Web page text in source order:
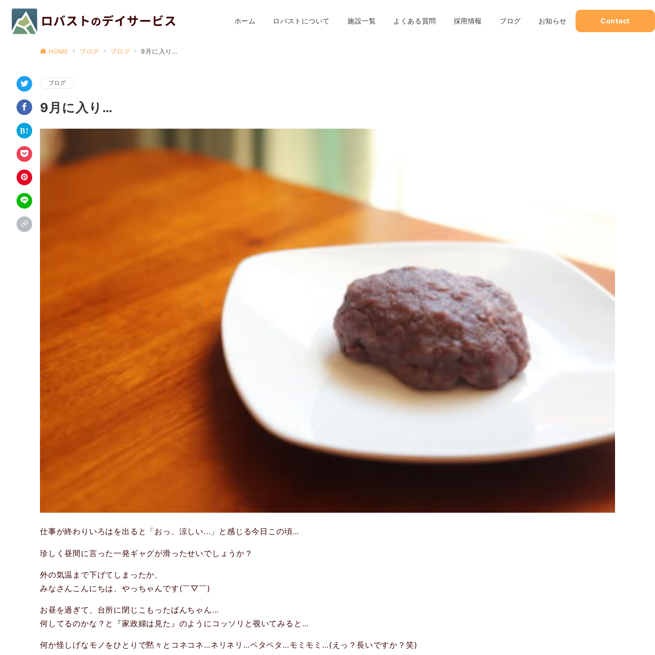
ホーム ロバストについて 施設一覧 よくある質問 採用情報 ブログ お知らせ Contact
HOME ブログ ブログ 9月に入り…
ブログ
9月に入り…
仕事が終わりいろはを出ると「おっ、涼しい...」と感じる今日この頃…
珍しく昼間に言った一発ギャグが滑ったせいでしょうか？
外の気温まで下げてしまったか、
みなさんこんにちは、やっちゃんです(￣▽￣)
お昼を過ぎて、台所に閉じこもったばんちゃん...
何してるのかな？と『家政婦は見た』のようにコッソリと覗いてみると…
何か怪しげなモノをひとりで黙々とコネコネ…ネリネリ…ペタペタ…モミモミ…(えっ？長いですか？笑)